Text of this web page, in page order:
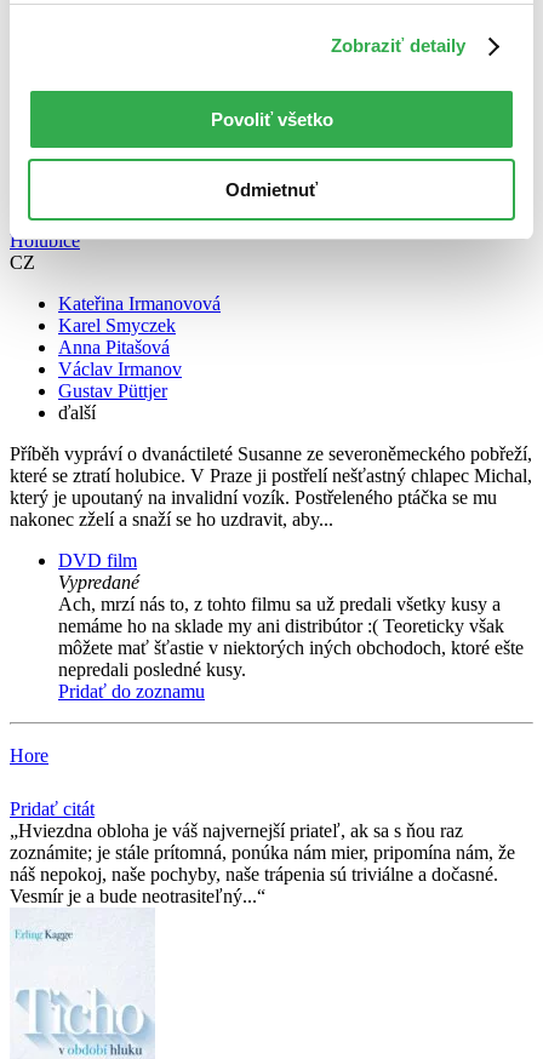
Zobraziť detaily
Povoliť všetko
Odmietnuť
Holubice
CZ
Kateřina Irmanovová
Karel Smyczek
Anna Pitašová
Václav Irmanov
Gustav Püttjer
ďalší
Příběh vypráví o dvanáctileté Susanne ze severoněmeckého pobřeží,
které se ztratí holubice. V Praze ji postřelí nešťastný chlapec Michal,
který je upoutaný na invalidní vozík. Postřeleného ptáčka se mu
nakonec zželí a snaží se ho uzdravit, aby...
DVD film
Vypredané
Ach, mrzí nás to, z tohto filmu sa už predali všetky kusy a
nemáme ho na sklade my ani distribútor :( Teoreticky však
môžete mať šťastie v niektorých iných obchodoch, ktoré ešte
nepredali posledné kusy.
Pridať do zoznamu
Hore
Pridať citát
Hviezdna obloha je váš najvernejší priateľ, ak sa s ňou raz
zoznámite; je stále prítomná, ponúka nám mier, pripomína nám, že
náš nepokoj, naše pochyby, naše trápenia sú triviálne a dočasné.
Vesmír je a bude neotrasiteľný...